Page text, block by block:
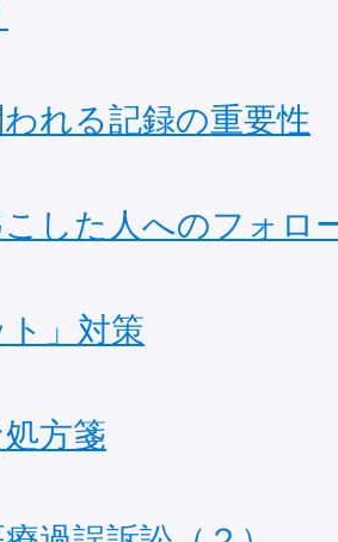
れる記録の重要性
した人へのフォロ
ト」対策
方箋